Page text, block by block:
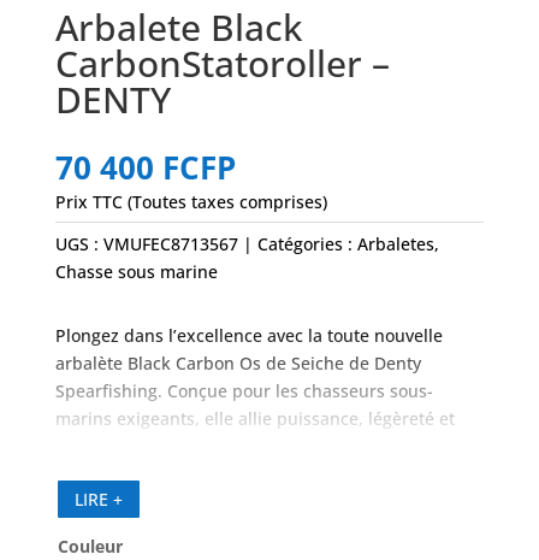
Arbalete Black
CarbonStatoroller –
DENTY
70 400 FCFP
Prix TTC (Toutes taxes comprises)
UGS : VMUFEC8713567 Catégories : Arbaletes,
Chasse sous marine
Plongez dans l’excellence avec la toute nouvelle
arbalète Black Carbon Os de Seiche de Denty
Spearfishing. Conçue pour les chasseurs sous-
marins exigeants, elle allie puissance, légèreté et
Fût carbone profilé pour maniabilité et silence
Design noir mat et inserts argentés pour une faible
LIRE +
Couleur